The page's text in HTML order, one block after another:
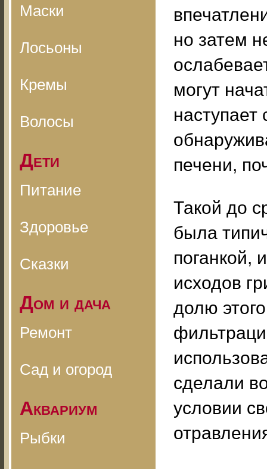
Маски
Лосьоны
Кремы
Волосы
Дети
Питание
Здоровье
Сказки
Дом и дача
Ремонт
Сад и огород
Аквариум
Рыбки
но затем
могут
наступает
печени,
Такой до
была
поганкой,
исходов
долю
сделали
условии